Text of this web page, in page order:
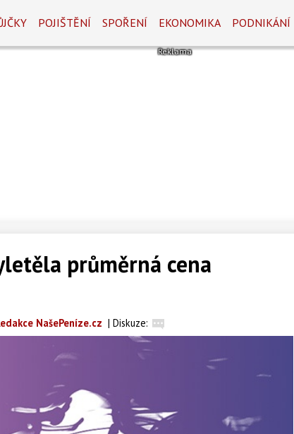
POJIŠTĚNÍ SPOŘENÍ EKONOMIKA PODNIKÁNÍ
průměrná cena
NašePeníze.cz | Diskuze: